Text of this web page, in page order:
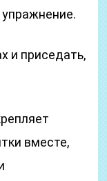
и приседать,
вместе,